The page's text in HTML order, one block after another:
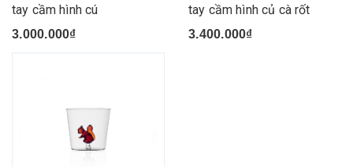
tay cầm hình cú
3.000.000₫
tay cầm hình củ cà rốt
3.400.000₫